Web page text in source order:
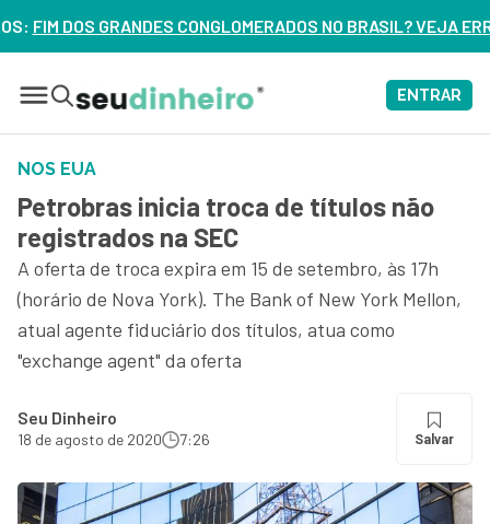
NO BRASIL? VEJA ERROS DE 3 DELES – ASSISTA
ENTRAR
NOS EUA
Petrobras inicia troca de títulos não
registrados na SEC
A oferta de troca expira em 15 de setembro, às 17h
(horário de Nova York). The Bank of New York Mellon,
atual agente fiduciário dos títulos, atua como
"exchange agent" da oferta
Seu Dinheiro
18 de agosto de 2020 7:26 Salvar